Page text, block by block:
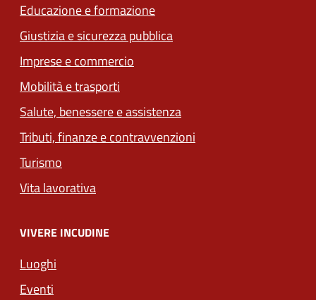
Educazione e formazione
Giustizia e sicurezza pubblica
Imprese e commercio
Mobilità e trasporti
Salute, benessere e assistenza
Tributi, finanze e contravvenzioni
Turismo
Vita lavorativa
VIVERE INCUDINE
Luoghi
Eventi